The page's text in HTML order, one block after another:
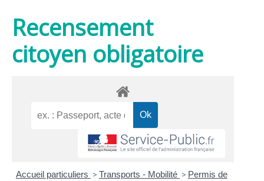
PRINCIPAL
Recensement
citoyen obligatoire
Accueil particuliers > Transports - Mobilité > Permis de